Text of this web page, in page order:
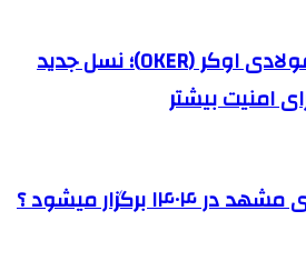
معرفی کرکره فولادی اوکر (OKER)؛ نسل جدید
امنیت بیشتر
برگزار میشود ؟